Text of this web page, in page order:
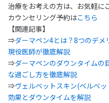
治療をお考えの方は、お気軽に
カウンセリング予約はこちら
【関連記事】
⇒ダーマペン4とは？8つのデ
現役医師が徹底解説
⇒ダーマペンのダウンタイムの
な過ごし方を徹底解説
⇒ヴェルベットスキン(ベルベ
効果とダウンタイムを解説